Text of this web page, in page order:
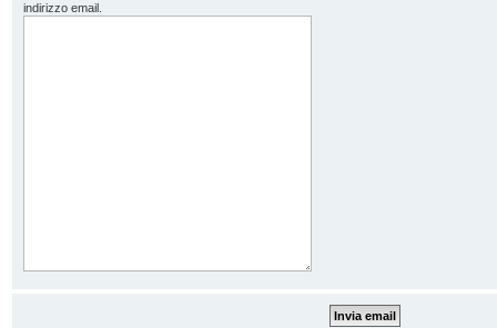
indirizzo email.